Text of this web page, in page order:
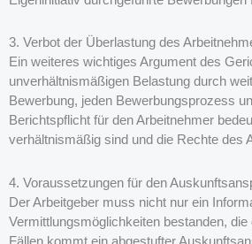
3. Verbot der Überlastung des
Ein weiteres wichtiges Argument des
unverhältnismäßigen Belastung durch
Bewerbung, jeden Bewerbungsprozess
Berichtspflicht für den Arbeitnehmer
verhältnismäßig sind und die Rechte des
4. Voraussetzungen für den
Der Arbeitgeber muss nicht nur ein
Vermittlungsmöglichkeiten bestanden,
Fällen kommt ein abgestufter